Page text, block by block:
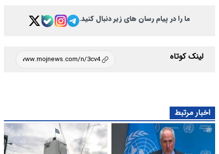
ما را در پیام رسان های زیر دنبال کنید.
لینک کوتاه
اخبار مرتبط